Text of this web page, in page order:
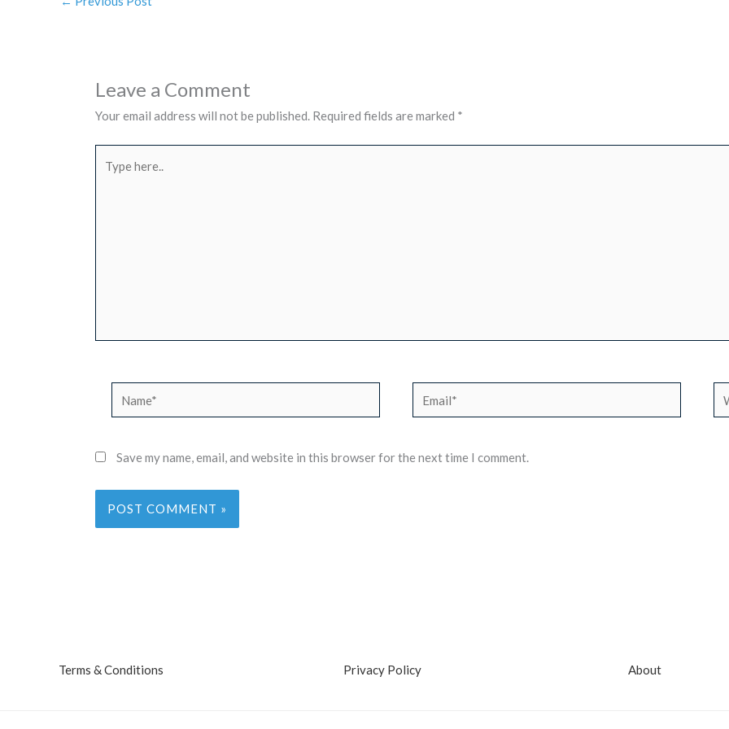
Leave a Comment
Your email address will not be published. Required fields are marked *
here..
Save my name, email, and website in this browser for the next time I comment.
Terms & Conditions Privacy Policy About